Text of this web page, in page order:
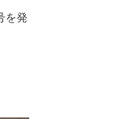
を発